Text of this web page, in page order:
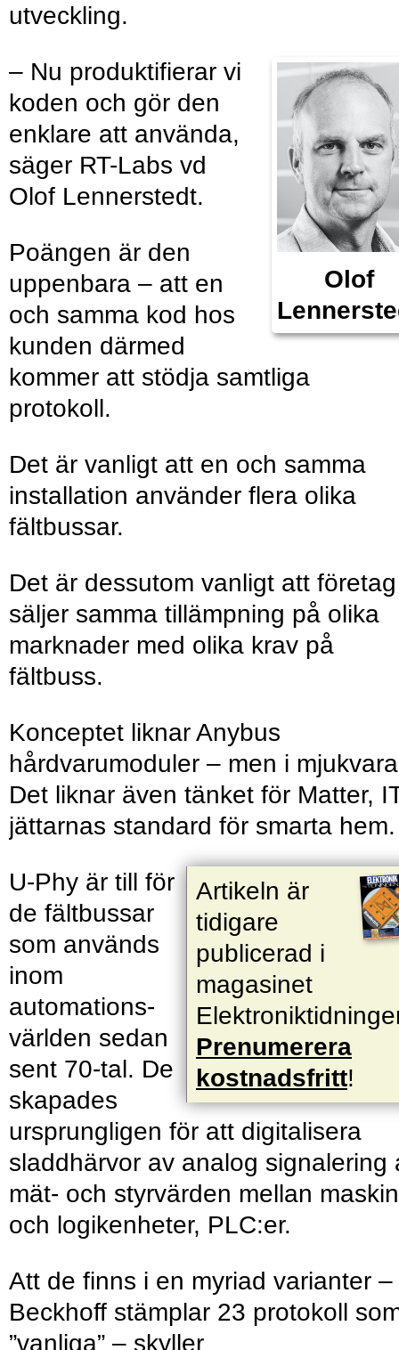
utveckling.
Olof
– Nu produktifierar vi
koden och gör den
enklare att ­använda,
säger RT-Labs vd
Olof Lennerstedt.
Poängen är den
uppenbara – att en
och samma kod hos
kunden därmed
kommer att stödja samtliga
protokoll.
Det är vanligt att en och samma
installation använder flera olika
fältbussar.
Det är dessutom vanligt att företag
säljer samma tillämpning på olika
marknader med olika krav på
fältbuss.
Konceptet liknar Anybus
hårdvarumoduler – men i
Det liknar även tänket för Matter,
jättarnas standard för smarta
Artikeln är
tidigare
publicerad i
magasinet
Prenumerera
kostnadsfritt!
U-Phy är till för
de fältbussar
som används
inom
automations­
världen sedan
sent 70-tal. De
skapades
ursprungligen för att digitalisera
sladdhärvor av analog signalering
mät- och styrvärden mellan
och logikenheter, PLC:er.
Att de finns i en myriad varianter –
Beckhoff stämplar 23 protokoll
”vanliga” – skyller